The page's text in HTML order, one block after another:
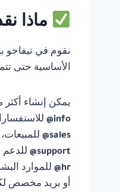
ماذا
نقوم في تيفاجو
الأساسية حتى
يمكن إنشاء
info@
sales@
للمبيعات،
support@
للدعم
hr@
للموارد
أو بريد مخصص